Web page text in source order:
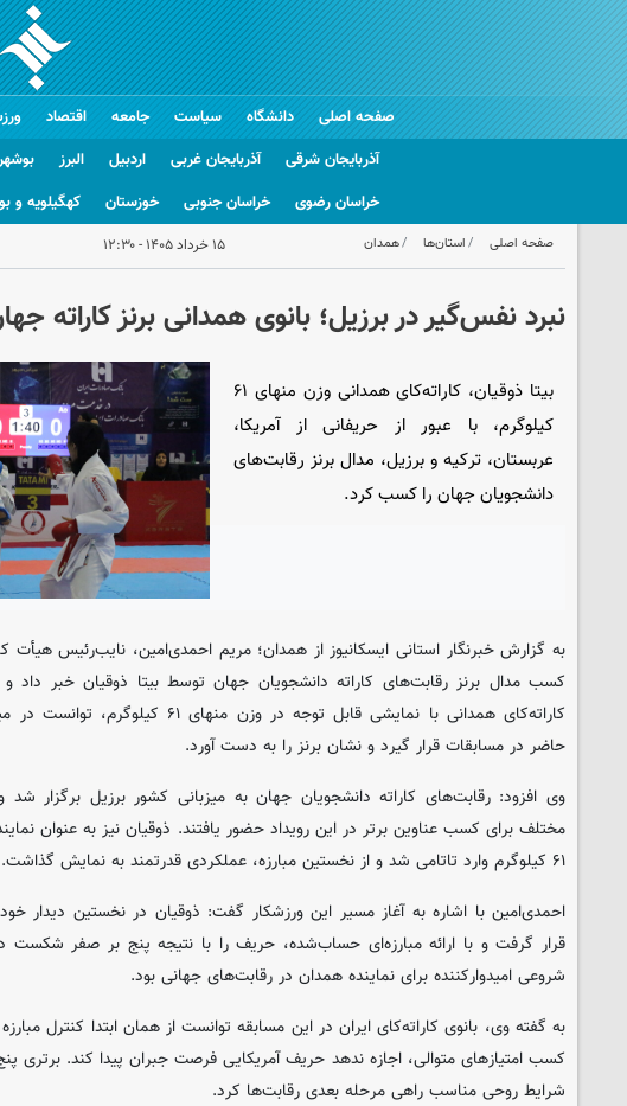
صفحه اصلی دانشگاه سیاست جامعه اقتصاد
آذربایجان شرقی
آذربایجان غربی اردبیل البرز
خراسان رضوی
خراسان جنوبی خوزستان کهگیلویه و
صفحه اصلی استان‌ها همدان ۱۵ خرداد ۱۴۰۵ - ۱۲:۳۰
نبرد نفس‌گیر در برزیل؛ بانوی همدانی برنز کاراته
بیتا ذوقیان، کاراته‌کای همدانی وزن منهای ۶۱
کیلوگرم، با عبور از حریفانی از آمریکا،
عربستان، ترکیه و برزیل، مدال برنز رقابت‌های
دانشجویان جهان را کسب کرد.
به گزارش خبرنگار استانی ایسکانیوز از همدان؛ مریم احمدی‌امین، نایب‌رئیس هیأت
کسب مدال برنز رقابت‌های کاراته دانشجویان جهان توسط بیتا ذوقیان خبر داد و
کاراته‌کای همدانی با نمایشی قابل توجه در وزن
حاضر در مسابقات قرار گیرد و نشان برنز را به دست آورد.
وی افزود: رقابت‌های کاراته دانشجویان جهان به میزبانی کشور برزیل برگزار شد
مختلف برای کسب عناوین برتر در این رویداد حضور یافتند. ذوقیان نیز به عنوان
۶۱ کیلوگرم وارد تاتامی شد و از نخستین مبارزه، عملکردی قدرتمند به نمایش گذاشت.
احمدی‌امین با اشاره به آغاز مسیر این ورزشکار گفت: ذوقیان در نخستین دیدار خود
قرار گرفت و با ارائه مبارزه‌ای حساب‌شده، حریف را با نتیجه پنج بر صفر شکست
شروعی امیدوارکننده برای نماینده همدان در رقابت‌های جهانی بود.
به گفته وی، بانوی کاراته‌کای ایران در این مسابقه توانست از همان ابتدا کنترل مبارزه
کسب امتیازهای متوالی، اجازه ندهد حریف آمریکایی فرصت جبران پیدا کند. برتری
شرایط روحی مناسب راهی مرحله بعدی رقابت‌ها کرد.